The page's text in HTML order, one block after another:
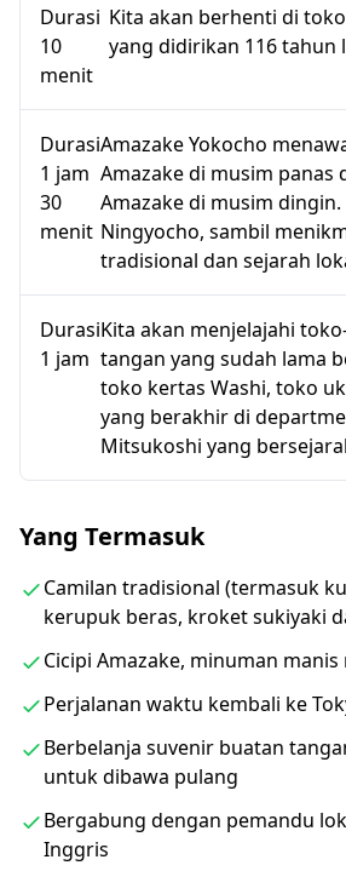
・Perjalanan waktu kembali ke
・Berbelanja suvenir buatan
・Bergabung dengan pemandu
Inggris
◆Tidak Termasuk
・Makanan dan minuman
・Penjemputan dan pengantaran
◆Jadwal perjalanan
・Menara Jam Mekanik Ningyocho
Performer (10 menit)
Tur dimulai di salah satu jam
menunjukkan kisah gaya hidup Edo
Kita akan belajar bagaimana
・Itakuraya (10 menit)
Kita akan berhenti di toko kue
・Amazake Yokocho (1 jam 30
Amazake Yokocho menawarkan
musim panas dan Sake-kasu
dingin. Berjalan-jalan di
Durasi
10
menit
Kita akan berhenti di
yang didirikan 116 tahun
Durasi
1 jam
30
menit
Amazake Yokocho
Amazake di musim panas
Amazake di musim
Ningyocho, sambil
tradisional dan sejarah
Durasi
1 jam
Kita akan menjelajahi
tangan yang sudah lama
toko kertas Washi, toko
yang berakhir di
Mitsukoshi yang
Yang Termasuk
Camilan tradisional (termasuk
kerupuk beras, kroket sukiyaki
Cicipi Amazake, minuman
Perjalanan waktu kembali ke
Berbelanja suvenir buatan
untuk dibawa pulang
Bergabung dengan pemandu
Inggris